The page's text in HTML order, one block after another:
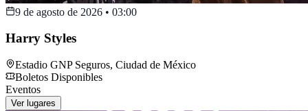
9 de agosto de 2026 • 03:00
Harry Styles
Estadio GNP Seguros, Ciudad de México
Boletos Disponibles
Eventos
Ver lugares